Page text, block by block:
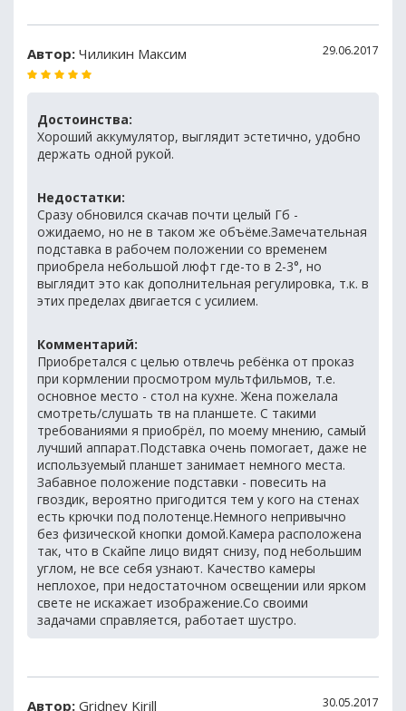
Автор: Чиликин Максим 29.06.2017
Достоинства:
Хороший аккумулятор, выглядит эстетично, удобно
держать одной рукой.
Недостатки:
Сразу обновился скачав почти целый Гб -
ожидаемо, но не в таком же объёме.Замечательная
подставка в рабочем положении со временем
приобрела небольшой люфт где-то в 2-3°, но
выглядит это как дополнительная регулировка, т.к. в
этих пределах двигается с усилием.
Комментарий:
Приобретался с целью отвлечь ребёнка от проказ
при кормлении просмотром мультфильмов, т.е.
основное место - стол на кухне. Жена пожелала
смотреть/слушать тв на планшете. С такими
требованиями я приобрёл, по моему мнению, самый
лучший аппарат.Подставка очень помогает, даже не
используемый планшет занимает немного места.
Забавное положение подставки - повесить на
гвоздик, вероятно пригодится тем у кого на стенах
есть крючки под полотенце.Немного непривычно
без физической кнопки домой.Камера расположена
так, что в Скайпе лицо видят снизу, под небольшим
углом, не все себя узнают. Качество камеры
неплохое, при недостаточном освещении или ярком
свете не искажает изображение.Со своими
задачами справляется, работает шустро.
Автор: Gridnev Kirill 30.05.2017